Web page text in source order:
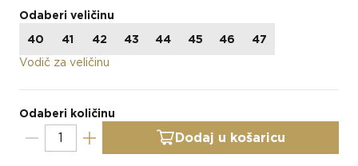
Odaberi veličinu
40
41 42 43 44 45 46
47
Vodič za veličinu
Odaberi količinu
Dodaj u košaricu